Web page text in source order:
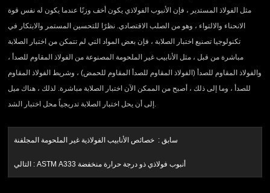
مثل الفولاذ المستدير ، فإن الأنبوب الفولاذي يكون أخف وزنًا عندما يكون له نفس قوة
الانحناء والالتواء ، وهو من الصلب الاقتصادي. نظرًا للتحسين المستمر والابتكار في
تكنولوجيا تصنيع اختبار الصلابة ، فإن بعض المواد التي لم تتمكن من اختبار الصلابة
مباشرة من قبل ، مثل الأنابيب غير الملحومة المصنوعة من الفولاذ المقاوم للصدأ ،
والفولاذ المقاوم للصدأ (الفولاذ المقاوم للصدأ المقاوم للحمض) ، وشريط الفولاذ المقاوم
للصدأ ، وما إلى ذلك ، أصبح من الممكن الآن اختبار الصلابة مباشرة. لذلك ، هناك ميل
إلى أن يحل اختبار الصلابة تدريجياً محل اختبار الشد.
سابق : خصائص الأنابيب الفولاذية غير الملحومة المجلفنة
التالي : ASTM A333 أنبوب فولاذي ذو درجة حرارة منخفضة